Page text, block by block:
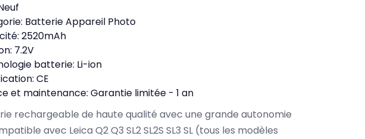
Batterie Appareil Photo
2520mAh
7.2V
batterie: Li-ion
CE
et maintenance: Garantie limitée - 1 an
rechargeable de haute qualité avec une grande autonomie
avec Leica Q2 Q3 SL2 SL2S SL3 SL (tous les modèles